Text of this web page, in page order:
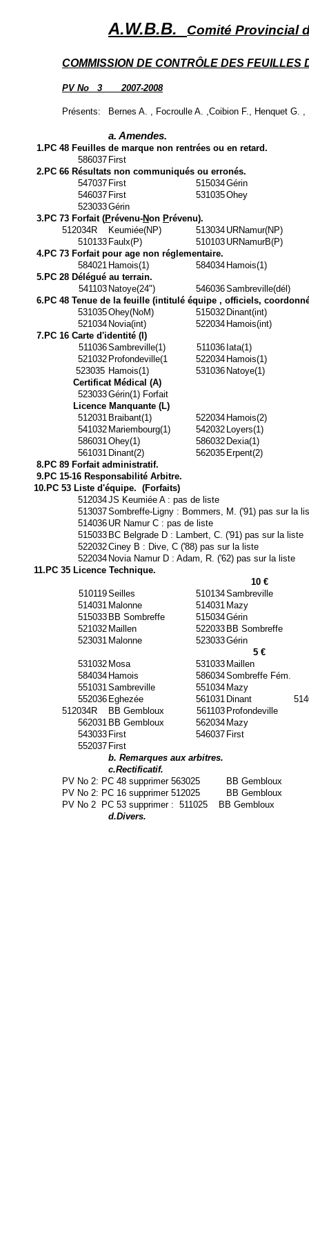
A.W.B.B. Comité Provincial
COMMISSION DE CONTRÔLE DES FEUILLES
PV No 3 2007-2008
Présents: Bernes A. , Focroulle A. ,Coibion F., Henquet G. ,
a. Amendes.
1.PC 48 Feuilles de marque non rentrées ou en retard.
586037 First
2.PC 66 Résultats non communiqués ou erronés.
547037 First 515034Gérin
546037 First 531035Ohey
523033Gérin
3.PC 73 Forfait (Prévenu-Non Prévenu).
512034R
Keumiée(NP) 513034 URNamur(NP)
510133 Faulx(P) 510103 URNamurB(P)
4.PC 73 Forfait pour age non réglementaire.
584021 Hamois(1) 584034 Hamois(1)
5.PC 28 Délégué au terrain.
541103 Natoye(24") 546036Sambreville(dél)
6.PC 48 Tenue de la feuille (intitulé équipe , officiels,
531035Ohey(NoM) 515032 Dinant(int)
521034 Novia(int) 522034 Hamois(int)
7.PC 16 Carte d'identité (I)
511036Sambreville(1) 511036 Iata(1)
521032 Profondeville(1 522034 Hamois(1)
523035 Hamois(1) 531036 Natoye(1)
Certificat Médical (A)
523033Gérin(1) Forfait
Licence Manquante (L)
512031 Braibant(1) 522034 Hamois(2)
541032 Mariembourg(1) 542032 Loyers(1)
586031Ohey(1) 586032 Dexia(1)
561031 Dinant(2) 562035 Erpent(2)
8.PC 89 Forfait administratif.
9.PC 15-16 Responsabilité Arbitre.
10.PC 53 Liste d'équipe. (Forfaits)
512034JS Keumiée A : pas de liste
513037Sombreffe-Ligny : Bommers, M. ('91) pas sur la
514036 UR Namur C : pas de liste
515033 BC Belgrade D : Lambert, C. ('91) pas sur la liste
522032Ciney B : Dive, C ('88) pas sur la liste
522034 Novia Namur D : Adam, R. ('62) pas sur la liste
11.PC 35 Licence Technique.
10 €
510119Seilles 510134Sambreville
514031 Malonne 514031 Mazy
515033 BB Sombreffe 515034Gérin
521032 Maillen 522033 BB Sombreffe
523031 Malonne 523033Gérin
5 €
531032 Mosa 531033 Maillen
584034 Hamois 586034Sombreffe Fém.
551031Sambreville 551034 Mazy
552036 Eghezée 561031 Dinant
512034R
BB Gembloux 561103 Profondeville
562031 BB Gembloux 562034 Mazy
543033 First 546037 First
552037 First
b. Remarques aux arbitres.
c.Rectificatif.
PV No 2: PC 48 supprimer 563025
BB Gembloux
PV No 2: PC 16 supprimer 512025
BB Gembloux
PV No 2
PC 53 supprimer : 511025
BB Gembloux
d.Divers.